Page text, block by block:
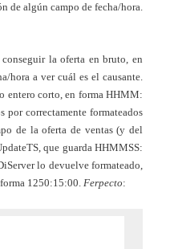
de algún campo de fecha/hora.
la oferta en bruto, en
hora a ver cuál es el causante.
entero corto, en forma HHMM:
correctamente formateados
de la oferta de ventas (y del
que guarda HHMMSS:
lo devuelve formateado,
1250:15:00.Ferpecto: